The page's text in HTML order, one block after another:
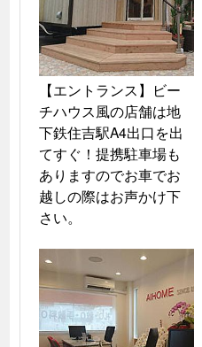
【エントランス】ビー
チハウス風の店舗は地
下鉄住吉駅A4出口を出
てすぐ！提携駐車場も
ありますのでお車でお
越しの際はお声かけ下
さい。